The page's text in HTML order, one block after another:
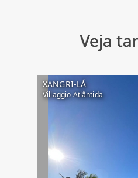
Veja
XANGRI-LÁ
Villaggio Atlântida